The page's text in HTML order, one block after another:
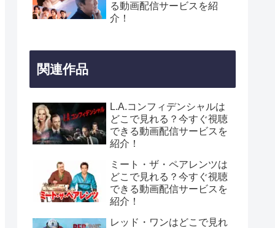
る動画配信サービスを紹
介！
関連作品
L.A.コンフィデンシャルは
どこで見れる？今すぐ視聴
できる動画配信サービスを
紹介！
ミート・ザ・ペアレンツは
どこで見れる？今すぐ視聴
できる動画配信サービスを
紹介！
レッド・ワンはどこで見れ